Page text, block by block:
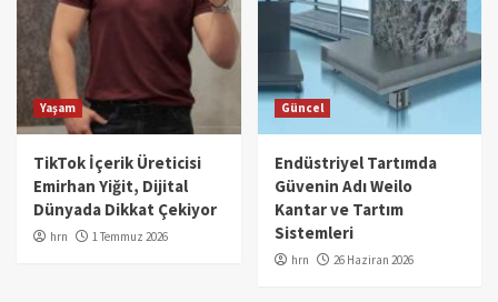
Yaşam
TikTok İçerik Üreticisi
Emirhan Yiğit, Dijital
Dünyada Dikkat Çekiyor
hrn 1 Temmuz 2026
Güncel
Endüstriyel Tartımda
Güvenin Adı Weilo
Kantar ve Tartım
Sistemleri
hrn 26 Haziran 2026